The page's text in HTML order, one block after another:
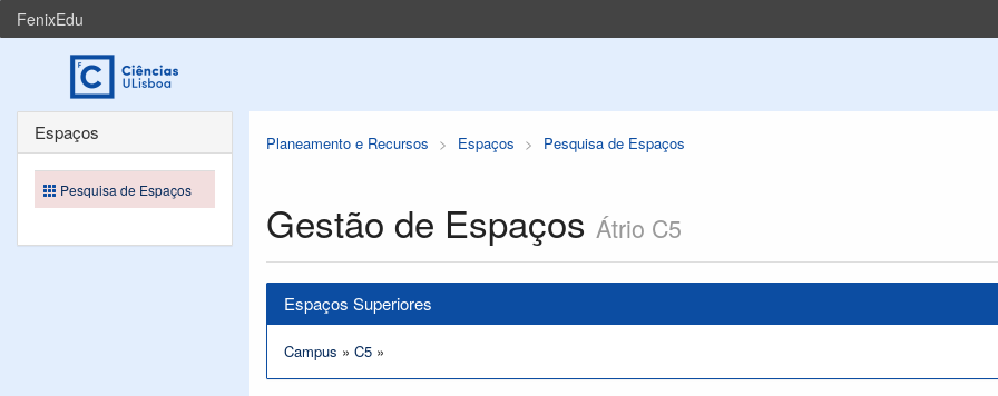
FenixEdu
Planeamento e Recursos Espaços Pesquisa de Espaços
Gestão de Espaços Átrio C5
Espaços Superiores
Campus » C5 »
Espaços
Pesquisa de Espaços